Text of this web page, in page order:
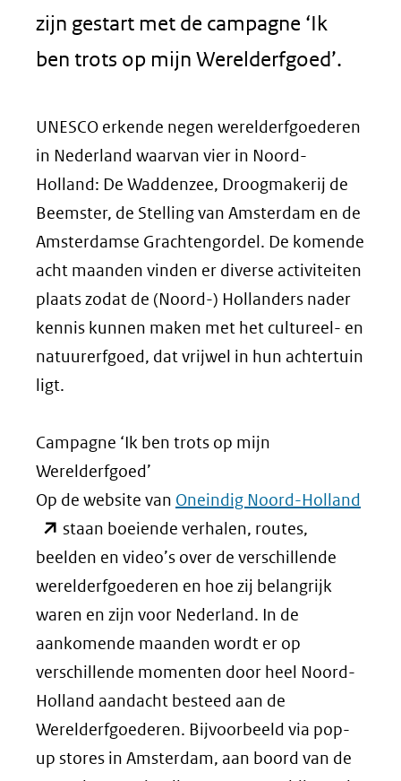
zijn gestart met de campagne ‘Ik
ben trots op mijn Werelderfgoed’.
UNESCO erkende negen werelderfgoederen
in Nederland waarvan vier in Noord-
Holland: De Waddenzee, Droogmakerij de
Beemster, de Stelling van Amsterdam en de
Amsterdamse Grachtengordel. De komende
acht maanden vinden er diverse activiteiten
plaats zodat de (Noord-) Hollanders nader
kennis kunnen maken met het cultureel- en
natuurerfgoed, dat vrijwel in hun achtertuin
ligt.
Campagne ‘Ik ben trots op mijn
Werelderfgoed’
Op de website van Oneindig Noord-Holland
staan boeiende verhalen, routes,
beelden en video’s over de verschillende
werelderfgoederen en hoe zij belangrijk
waren en zijn voor Nederland. In de
aankomende maanden wordt er op
verschillende momenten door heel Noord-
Holland aandacht besteed aan de
Werelderfgoederen. Bijvoorbeeld via pop-
up stores in Amsterdam, aan boord van de